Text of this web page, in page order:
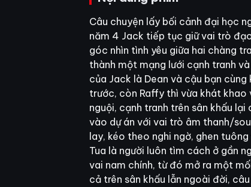
Câu chuyện lấy bối cảnh đại học
năm 4 Jack tiếp tục giữ vai trò
góc nhìn tình yêu giữa hai chàng
thành một mạng lưới cạnh tranh
của Jack là Dean và cậu bạn
trước, còn Raffy thì vừa khát khao
nguội, cạnh tranh trên sân khấu
vào dự án với vai trò âm thanh/
lay, kéo theo nghi ngờ, ghen
Tua là người luôn tìm cách ở gần
vai nam chính, từ đó mở ra một
cả trên sân khấu lẫn ngoài đời,